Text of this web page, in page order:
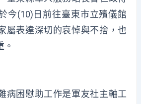
今(10)日前往臺東市立殯儀館
屬表達深切的哀悼與不捨，也
。
病困慰助工作是軍友社主軸工